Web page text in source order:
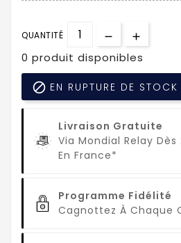
QUANTITÉ
0 produit disponibles
 EN RUPTURE DE STOCK
Livraison Gratuite
Via Mondial Relay
En France*
Programme Fidélité
Cagnottez À Chaque